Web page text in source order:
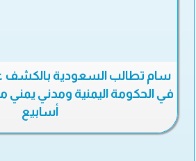
سام تطالب السعودية
في الحكومة اليمنية ومدني يمني
أسابيع